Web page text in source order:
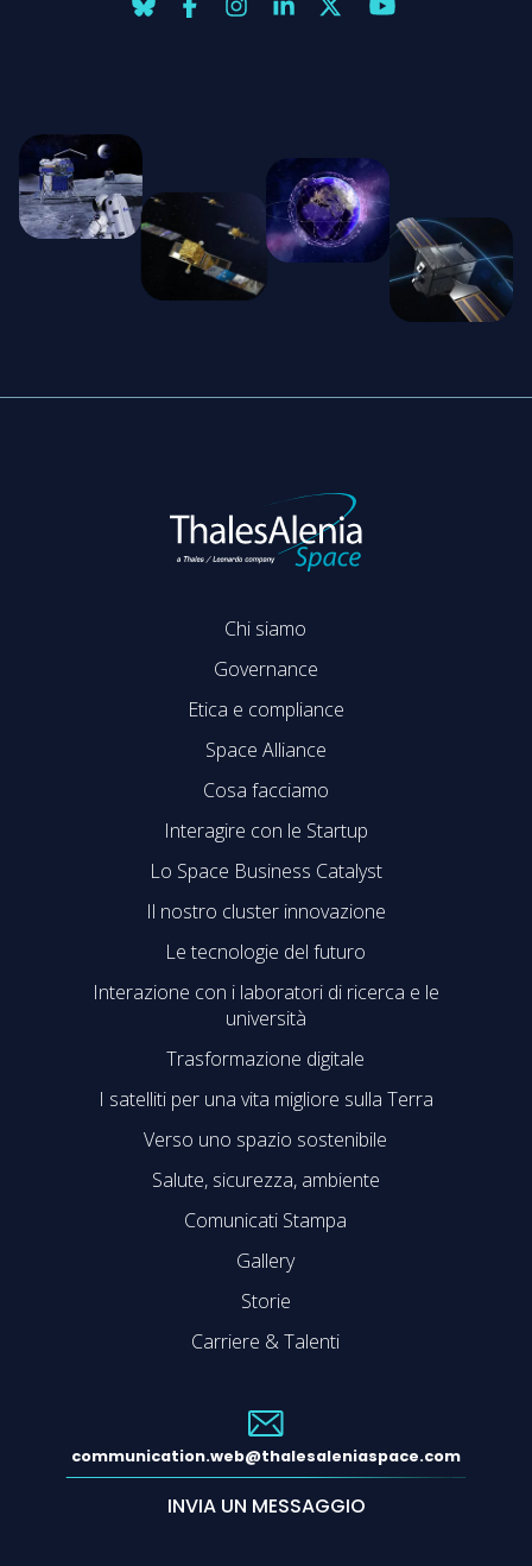
Chi siamo
Governance
Etica e compliance
Space Alliance
Cosa facciamo
Interagire con le Startup
Lo Space Business Catalyst
Il nostro cluster innovazione
Le tecnologie del futuro
Interazione con i laboratori di ricerca e le
università
Trasformazione digitale
I satelliti per una vita migliore sulla Terra
Verso uno spazio sostenibile
Salute, sicurezza, ambiente
Comunicati Stampa
Gallery
Storie
Carriere & Talenti
communication.web@thalesaleniaspace.com
INVIA UN MESSAGGIO